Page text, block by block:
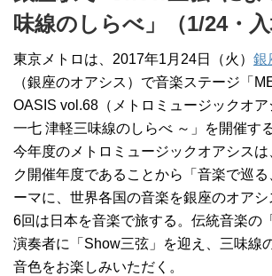
味線のしらべ」（1/24・入
東京メトロは、2017年1月24日（火） 銀
（銀座のオアシス）で音楽ステージ「
OASIS vol.68（メトロミュージックオ
一七 津軽三味線のしらべ ～」を開催する
今年度のメトロミュージックオアシス
ク開催年度であることから「音楽で巡
ーマに、世界各国の音楽を銀座のオア
6回は日本を音楽で旅する。伝統音楽の
演奏者に「Show三弦」を迎え、三味線
音色をお楽しみいただく。